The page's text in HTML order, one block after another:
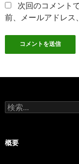
次回のコメント
前、メールアドレス
検
索:
概要